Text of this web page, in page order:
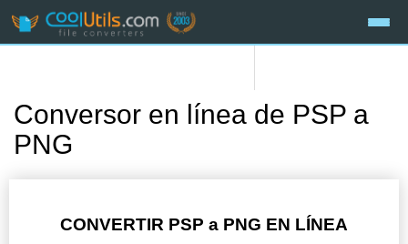
Conversor en línea de PSP a
PNG
CONVERTIR PSP a PNG EN LÍNEA